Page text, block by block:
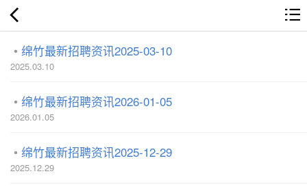
绵竹最新招聘资讯2025-03-10
2025.03.10
绵竹最新招聘资讯2026-01-05
2026.01.05
绵竹最新招聘资讯2025-12-29
2025.12.29